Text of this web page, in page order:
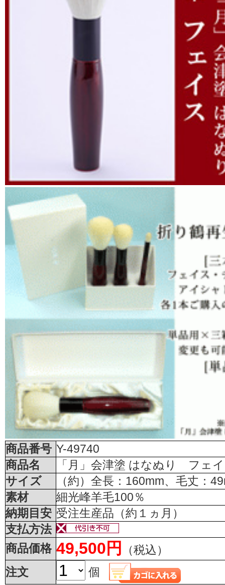
商品番号 Y-49740
商品名
「月」会津塗 はなぬり フェ
サイズ
（約）全長：160mm、毛丈：
素材
細光峰羊毛100％
納期目安 受注生産品（約１ヵ月）
支払方法
商品価格 49,500円
（税込）
注文
個